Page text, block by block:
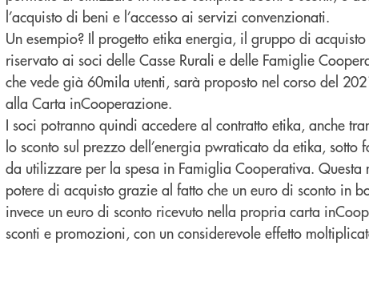
l’acquisto di beni e l’accesso ai servizi convenzionati.
Un esempio? Il progetto etika energia, il gruppo di
riservato ai soci delle Casse Rurali e delle Famiglie
che vede già 60mila utenti, sarà proposto nel corso del
alla Carta inCooperazione.
I soci potranno quindi accedere al contratto etika, anche
lo sconto sul prezzo dell’energia pwraticato da etika, sotto
da utilizzare per la spesa in Famiglia Cooperativa. Questa
potere di acquisto grazie al fatto che un euro di sconto in
invece un euro di sconto ricevuto nella propria carta
sconti e promozioni, con un considerevole effetto